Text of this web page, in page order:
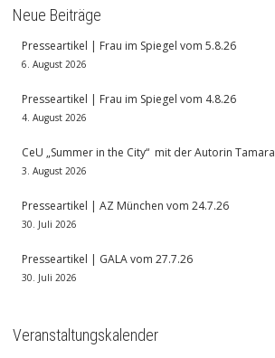
Neue Beiträge
Presseartikel | Frau im Spiegel vom 5.8.26
6. August 2026
Presseartikel | Frau im Spiegel vom 4.8.26
4. August 2026
CeU „Summer in the City“ mit der Autorin
3. August 2026
Presseartikel | AZ München vom 24.7.26
30. Juli 2026
Presseartikel | GALA vom 27.7.26
30. Juli 2026
Veranstaltungskalender